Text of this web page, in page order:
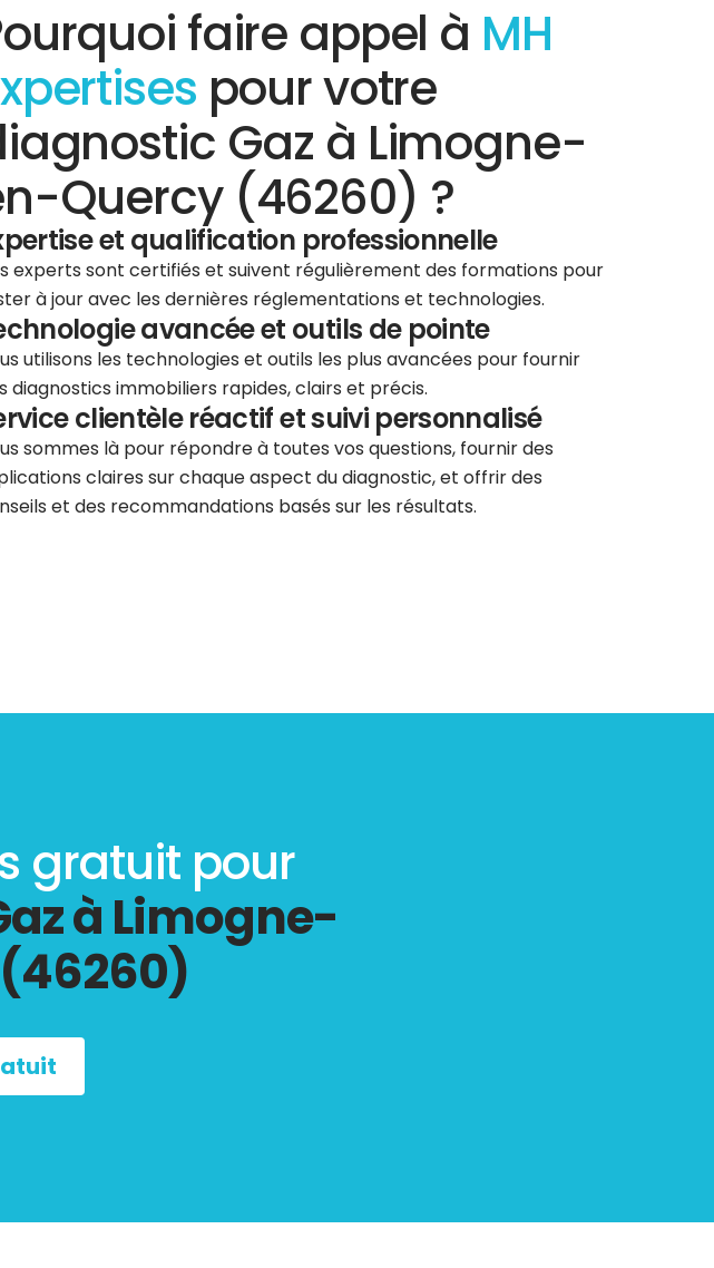
faire appel à MH
pour votre
Gaz à Limogne-
Quercy (46260) ?
et qualification professionnelle
experts sont certifiés et suivent régulièrement des formations pour
à jour avec les dernières réglementations et technologies.
avancée et outils de pointe
utilisons les technologies et outils les plus avancées pour fournir
diagnostics immobiliers rapides, clairs et précis.
clientèle réactif et suivi personnalisé
sommes là pour répondre à toutes vos questions, fournir des
claires sur chaque aspect du diagnostic, et offrir des
et des recommandations basés sur les résultats.
gratuit pour
à Limogne-